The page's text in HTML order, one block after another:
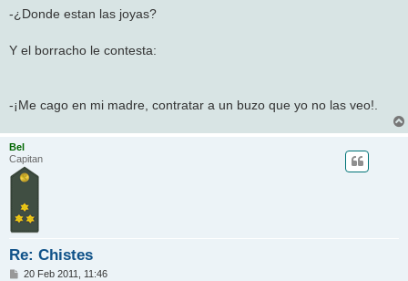
-¿Donde estan las joyas?
Y el borracho le contesta:
-¡Me cago en mi madre, contratar a un buzo que yo no las veo!.
Bel
Capitan
Re: Chistes
M
20 Feb 2011, 11:46